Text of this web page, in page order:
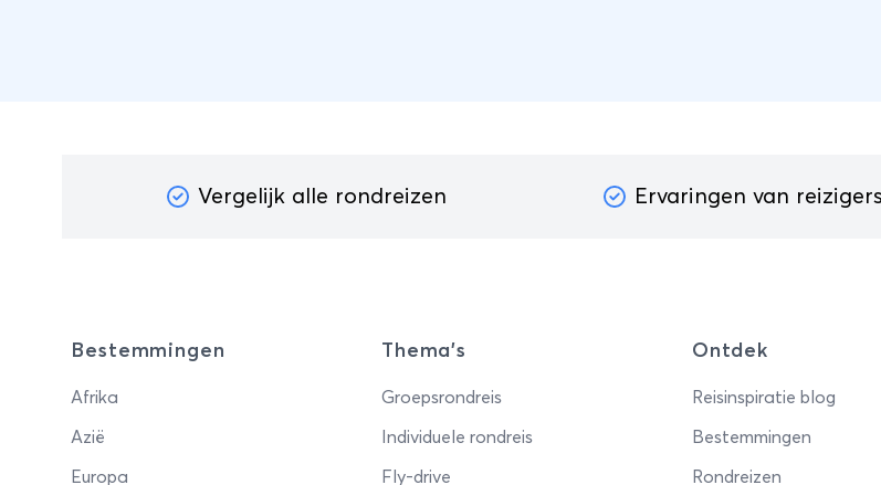
Vergelijk alle rondreizen Ervaringen van reizigers
Bestemmingen
Afrika
Azië
Europa
Thema's
Groepsrondreis
Individuele rondreis
Fly-drive
Ontdek
Reisinspiratie blog
Bestemmingen
Rondreizen